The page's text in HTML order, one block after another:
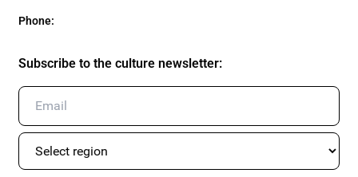
Phone:
Subscribe to the culture newsletter: